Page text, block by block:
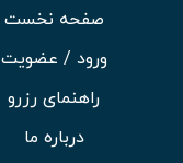
صفحه نخست
ورود / عضویت
راهنمای رزرو
درباره ما